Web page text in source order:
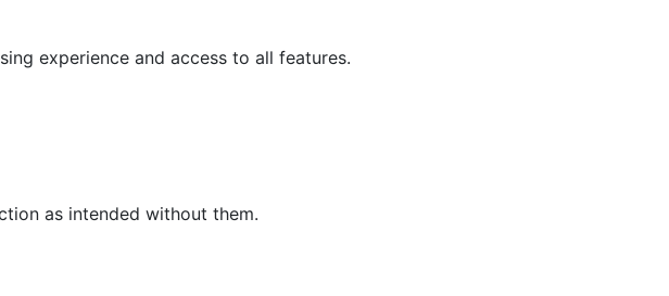
experience and access to all features.
as intended without them.